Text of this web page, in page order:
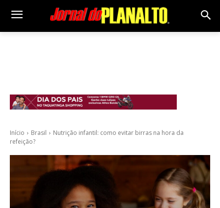
Início Brasil
Nutrição infantil: como evitar birras na hora da
refeição?